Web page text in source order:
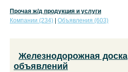
Прочая ж/д продукция и услуги
Компании (234)
Объявления (603)
Железнодорожная доска
объявлений